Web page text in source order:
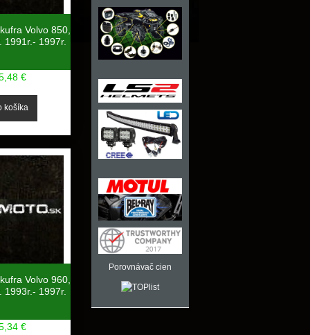
Volvo 850,
1991r.- 1997r.
€
Volvo 960,
1993r.- 1997r.
€
Porovnávač cien